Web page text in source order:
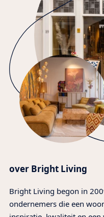
over Bright Living
Bright Living begon in
ondernemers die een